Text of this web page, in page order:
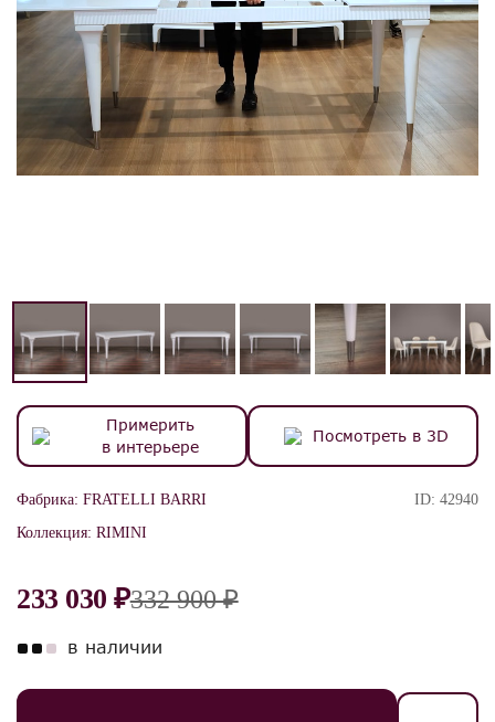
Примерить
в интерьере
Посмотреть в 3D
Фабрика: FRATELLI BARRI
Коллекция: RIMINI
ID: 42940
233 030 ₽332 900 ₽
в наличии